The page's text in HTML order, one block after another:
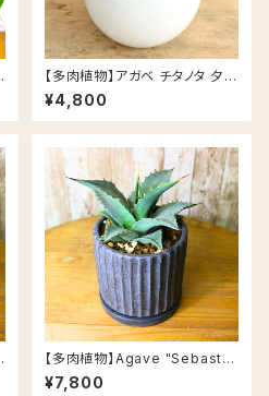
【多肉植物】アガベ チタノタ 夕映
え 肉厚 鉢カラー/白
¥4,800
【多肉植物】Agave "Sebastia
na" アガベ セバスティアナ 4号
セメント飾り鉢(皿付き)
¥7,800